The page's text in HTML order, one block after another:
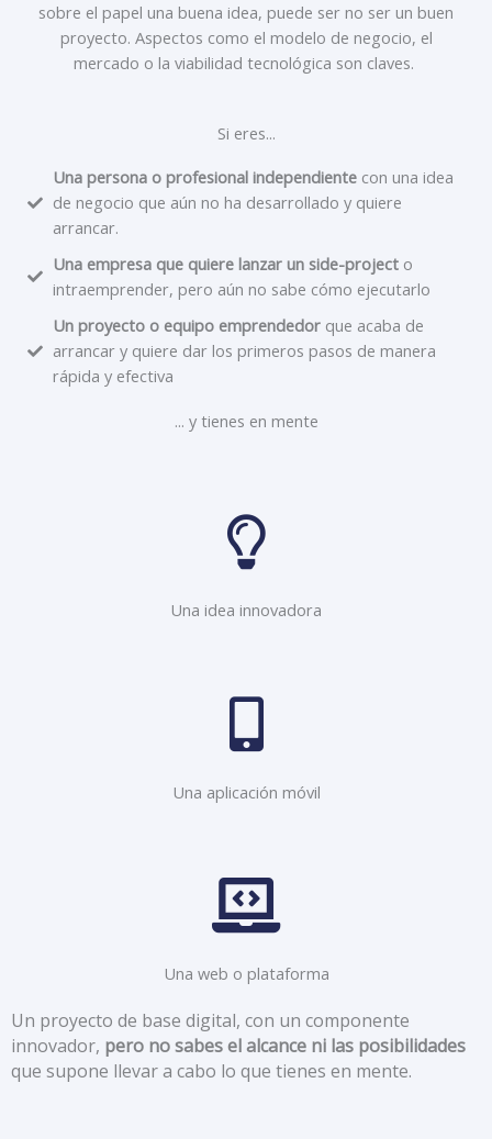
sobre el papel una buena idea, puede ser no ser un buen
proyecto. Aspectos como el modelo de negocio, el
mercado o la viabilidad tecnológica son claves.
Si eres...
Una persona o profesional independientecon una idea
de negocio que aún no ha desarrollado y quiere
arrancar.
Una empresa que quiere lanzar un side-project o
intraemprender, pero aún no sabe cómo ejecutarlo
Un proyecto o equipo emprendedorque acaba de
arrancar y quiere dar los primeros pasos de manera
rápida y efectiva
... y tienes en mente
Una idea innovadora
Una aplicación móvil
Una web o plataforma
Un proyecto de base digital, con un componente
innovador, pero no sabes el alcance ni las posibilidades
que supone llevar a cabo lo que tienes en mente.